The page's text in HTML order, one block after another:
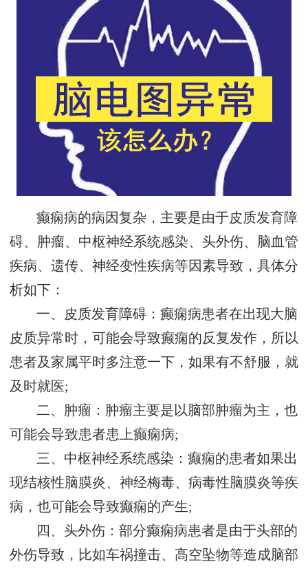
癫痫病的病因复杂，主要是由于皮质发育障
碍、肿瘤、中枢神经系统感染、头外伤、脑血管
疾病、遗传、神经变性疾病等因素导致，具体分
析如下：
一、皮质发育障碍：癫痫病患者在出现大脑
皮质异常时，可能会导致癫痫的反复发作，所以
患者及家属平时多注意一下，如果有不舒服，就
及时就医;
二、肿瘤：肿瘤主要是以脑部肿瘤为主，也
可能会导致患者患上癫痫病;
三、中枢神经系统感染：癫痫的患者如果出
现结核性脑膜炎、神经梅毒、病毒性脑膜炎等疾
病，也可能会导致癫痫的产生;
四、头外伤：部分癫痫病患者是由于头部的
外伤导致，比如车祸撞击、高空坠物等造成脑部